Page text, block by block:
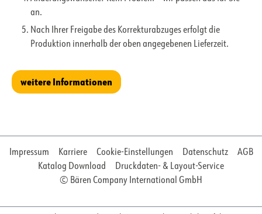
an.
Nach Ihrer Freigabe des Korrekturabzuges erfolgt die
Produktion innerhalb der oben angegebenen Lieferzeit.
weitere Informationen
Impressum Karriere Cookie-Einstellungen Datenschutz
AGB
Katalog Download
Druckdaten- & Layout-Service
© Bären Company International GmbH